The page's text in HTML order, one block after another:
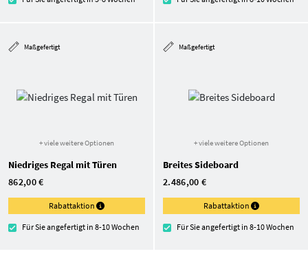
Maßgefertigt
+ viele weitere Optionen
Niedriges Regal mit Türen
862,00 €
Rabattaktion
Für Sie angefertigt in 8-10 Wochen
Maßgefertigt
+ viele weitere Optionen
Breites Sideboard
2.486,00 €
Rabattaktion
Für Sie angefertigt in 8-10 Wochen